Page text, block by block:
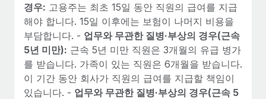
경우: 고용주는 최초 15일 동안 직원의 급여를 지급
해야 합니다. 15일 이후에는 보험이 나머지 비용을
부담합니다. - 업무와 무관한 질병·부상의 경우(근속
5년 미만): 근속 5년 미만 직원은 3개월의 유급 병가
를 받습니다. 가족이 있는 직원은 6개월을 받습니다.
이 기간 동안 회사가 직원의 급여를 지급할 책임이
있습니다. - 업무와 무관한 질병·부상의 경우(근속 5